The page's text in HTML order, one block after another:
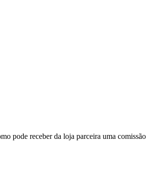
pode receber da loja parceira uma comissão